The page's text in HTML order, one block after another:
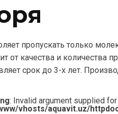
пропускать только
от качества и количества
срок до 3-х лет.
: Invalid argument supplied
vhosts/aquavit.uz/